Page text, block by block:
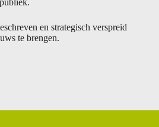
en strategisch verspreid
te brengen.